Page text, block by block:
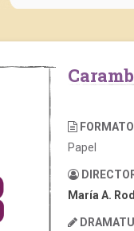
FORMATO
Papel
María A.